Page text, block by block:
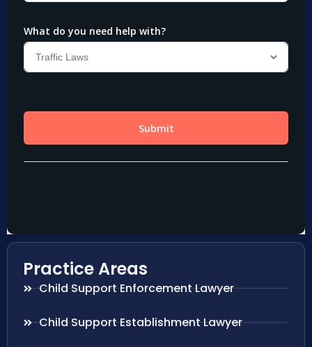
Practice Areas
Child Support Enforcement Lawyer
Child Support Establishment Lawyer